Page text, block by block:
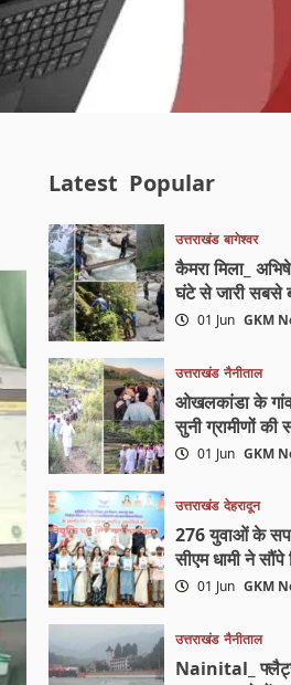
Latest Popular
उत्तराखंड बागेश्वर
कैमरा मिला_
घंटे से जारी सबसे
01 Jun GKM
उत्तराखंड नैनीताल
ओखलकांडा के
सुनी ग्रामीणों की
01 Jun GKM
उत्तराखंड देहरादून
276 युवाओं के
सीएम धामी ने
01 Jun GKM
उत्तराखंड नैनीताल
Nainital_